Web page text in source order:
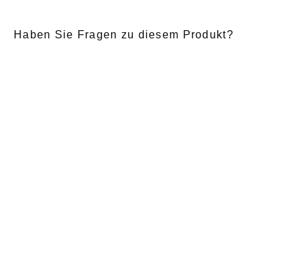
Haben Sie Fragen zu diesem Produkt?